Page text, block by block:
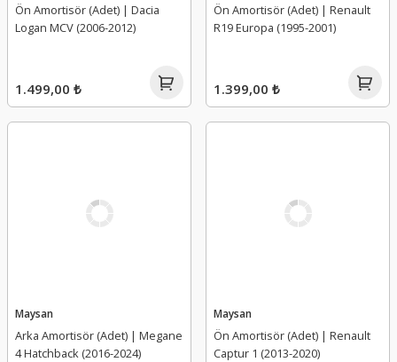
Ön Amortisör (Adet) | Dacia
Logan MCV (2006-2012)
1.499,00 ₺
Ön Amortisör (Adet) | Renault
R19 Europa (1995-2001)
1.399,00 ₺
Maysan
Arka Amortisör (Adet) | Megane
4 Hatchback (2016-2024)
Maysan
Ön Amortisör (Adet) | Renault
Captur 1 (2013-2020)